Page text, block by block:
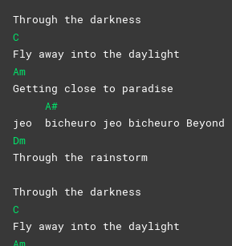
Through the darkness
C
Fly away into the daylight
Am
Getting close to paradise
jeo
A#
bicheuro jeo bicheuro Beyond
Dm
Through the rainstorm
Through the darkness
C
Fly away into the daylight